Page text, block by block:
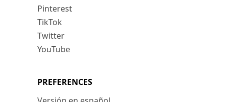
Pinterest
TikTok
Twitter
YouTube
PREFERENCES